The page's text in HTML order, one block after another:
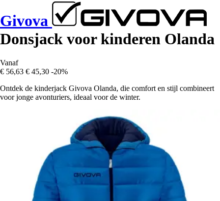
Givova
Donsjack voor kinderen Olanda
Vanaf
€ 56,63 € 45,30 -20%
Ontdek de kinderjack Givova Olanda, die comfort en stijl combineert
voor jonge avonturiers, ideaal voor de winter.